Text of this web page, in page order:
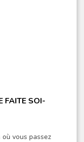
FAITE SOI-
vous passez